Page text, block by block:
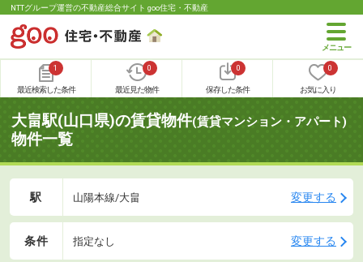
NTTグループ運営の不動産総合サイト goo住宅・不動産
1
最近検索した条件
0
最近見た物件
0
保存した条件
0
お気に入り
大畠駅(山口県)の賃貸物件(賃貸マンション・アパート)
物件一覧
駅 山陽本線/大畠 変更する
条件 指定なし 変更する